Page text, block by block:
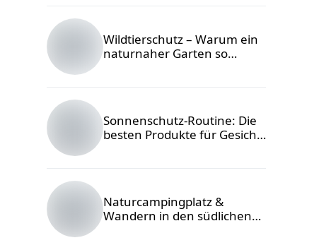
Savelev /
Unsplash
Pan'kiv /
Unsplash
Wildtierschutz – Warum ein
naturnaher Garten so
ohlamour studio
/ unsplash
Sonnenschutz-Routine: Die
besten Produkte für Gesicht
Naturcampingplatz &
Wandern in den südlichen